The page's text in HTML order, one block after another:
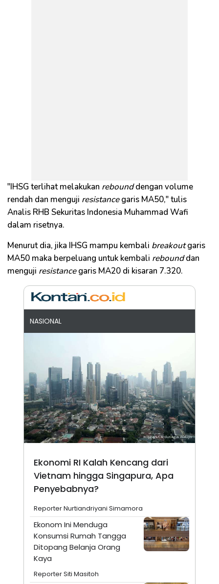
"IHSG terlihat melakukan rebounddengan volume
rendah dan menguji resistancegaris MA50," tulis
Analis RHB Sekuritas Indonesia Muhammad Wafi
dalam risetnya.
Menurut dia, jika IHSG mampu kembali breakoutgaris
MA50 maka berpeluang untuk kembali rebounddan
menguji resistancegaris MA20 di kisaran 7.320.
NASIONAL
Ekonomi RI Kalah Kencang dari
Vietnam hingga Singapura, Apa
Penyebabnya?
Reporter Nurtiandriyani Simamora
Ekonom Ini Menduga
Konsumsi Rumah Tangga
Ditopang Belanja Orang
Kaya
Reporter Siti Masitoh